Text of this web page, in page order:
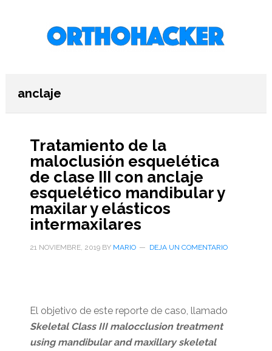
anclaje
Tratamiento de la
maloclusión esquelética
de clase III con anclaje
esquelético mandibular y
maxilar y elásticos
intermaxilares
21 NOVIEMBRE, 2019BY MARIO DEJA UN COMENTARIO
El objetivo de este reporte de caso, llamado
Skeletal Class III malocclusion treatment
using mandibular and maxillary skeletal